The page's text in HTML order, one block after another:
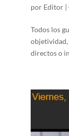
por Editor|
Todos los
objetividad,
directos o